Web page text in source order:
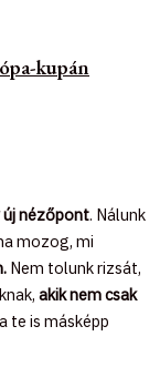
kupán
új nézőpont. Nálunk
mozog, mi
Nem tolunk rizsát,
akik nem csak
te is másképp